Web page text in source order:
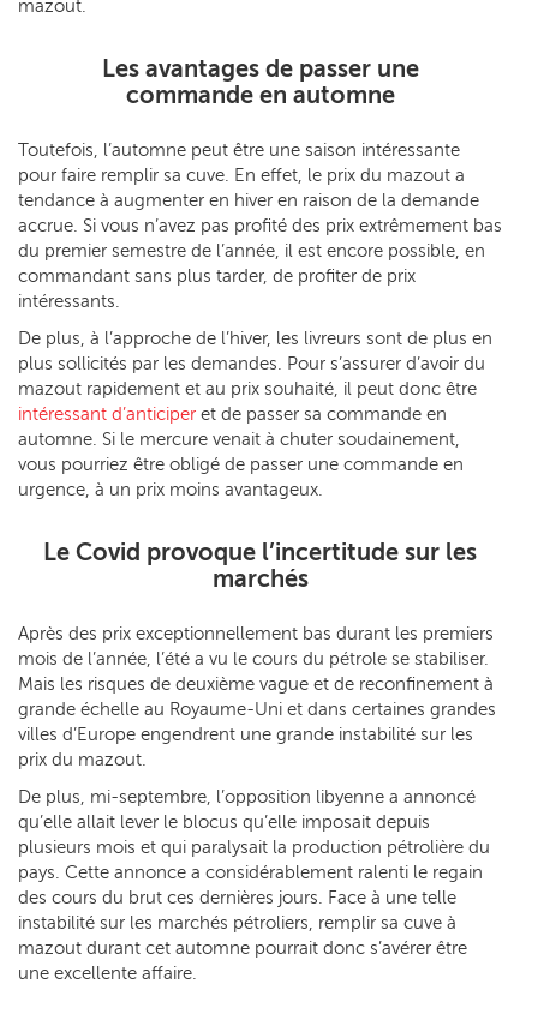
mazout.
Les avantages de passer une
commande en automne
Toutefois, l’automne peut être une saison intéressante
pour faire remplir sa cuve. En effet, le prix du mazout a
tendance à augmenter en hiver en raison de la demande
accrue. Si vous n’avez pas profité des prix extrêmement bas
du premier semestre de l’année, il est encore possible, en
commandant sans plus tarder, de profiter de prix
intéressants.
De plus, à l’approche de l’hiver, les livreurs sont de plus en
plus sollicités par les demandes. Pour s’assurer d’avoir du
mazout rapidement et au prix souhaité, il peut donc être
intéressant d’anticiper et de passer sa commande en
automne. Si le mercure venait à chuter soudainement,
vous pourriez être obligé de passer une commande en
urgence, à un prix moins avantageux.
Le Covid provoque l’incertitude sur les
marchés
Après des prix exceptionnellement bas durant les premiers
mois de l’année, l’été a vu le cours du pétrole se stabiliser.
Mais les risques de deuxième vague et de reconfinement à
grande échelle au Royaume-Uni et dans certaines grandes
villes d’Europe engendrent une grande instabilité sur les
prix du mazout.
De plus, mi-septembre, l’opposition libyenne a annoncé
qu’elle allait lever le blocus qu’elle imposait depuis
plusieurs mois et qui paralysait la production pétrolière du
pays. Cette annonce a considérablement ralenti le regain
des cours du brut ces dernières jours. Face à une telle
instabilité sur les marchés pétroliers, remplir sa cuve à
mazout durant cet automne pourrait donc s’avérer être
une excellente affaire.